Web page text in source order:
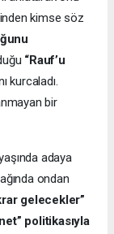
kimse söz
“Rauf’u
kurcaladı.
bir
adaya
ondan
gelecekler”
politikasıyla